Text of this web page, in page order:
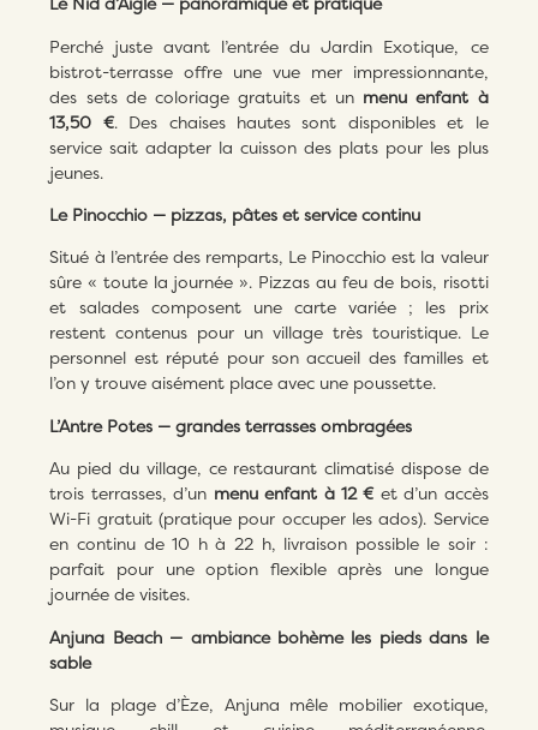
Perché juste avant l’entrée du Jardin Exotique, ce
bistrot-terrasse offre une vue mer impressionnante,
des sets de coloriage gratuits et un menu enfant à
13,50 €. Des chaises hautes sont disponibles et le
service sait adapter la cuisson des plats pour les plus
jeunes.
Le Pinocchio — pizzas, pâtes et service continu
Situé à l’entrée des remparts, Le Pinocchio est la valeur
sûre « toute la journée ». Pizzas au feu de bois, risotti
et salades composent une carte variée ; les prix
restent contenus pour un village très touristique. Le
personnel est réputé pour son accueil des familles et
l’on y trouve aisément place avec une poussette.
L’Antre Potes — grandes terrasses ombragées
Au pied du village, ce restaurant climatisé dispose de
trois terrasses, d’un menu enfant à 12 €et d’un accès
Wi-Fi gratuit (pratique pour occuper les ados). Service
en continu de 10 h à 22 h, livraison possible le soir :
parfait pour une option flexible après une longue
journée de visites.
Anjuna Beach — ambiance bohème les pieds dans le
sable
Sur la plage d’Èze, Anjuna mêle mobilier exotique,